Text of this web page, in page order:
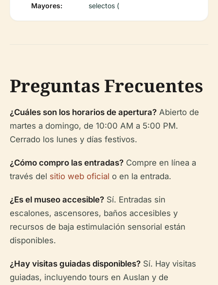
Mayores:
selectos (
Preguntas Frecuentes
¿Cuáles son los horarios de apertura? Abierto de
martes a domingo, de 10:00 AM a 5:00 PM.
Cerrado los lunes y días festivos.
¿Cómo compro las entradas? Compre en línea a
través del sitio web oficial o en la entrada.
¿Es el museo accesible? Sí. Entradas sin
escalones, ascensores, baños accesibles y
recursos de baja estimulación sensorial están
disponibles.
¿Hay visitas guiadas disponibles? Sí. Hay visitas
guiadas, incluyendo tours en Auslan y de